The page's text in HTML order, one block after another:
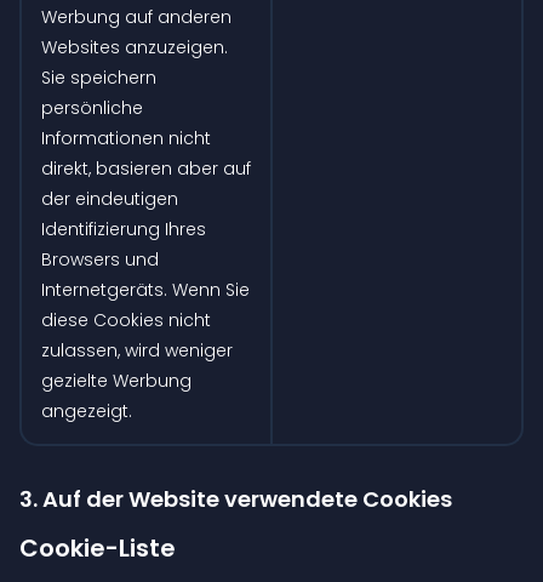
Werbung auf anderen
Websites anzuzeigen.
Sie speichern
persönliche
Informationen nicht
direkt, basieren aber auf
der eindeutigen
Identifizierung Ihres
Browsers und
Internetgeräts. Wenn Sie
diese Cookies nicht
zulassen, wird weniger
gezielte Werbung
angezeigt.
3. Auf der Website verwendete Cookies
Cookie-Liste